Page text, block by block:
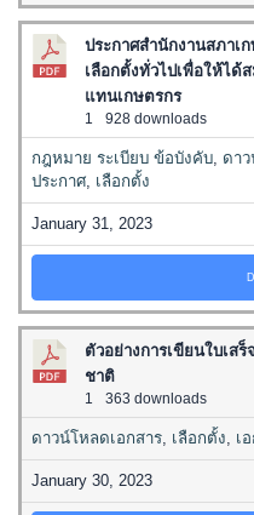
ประกาศสำนักงานสภาเ
เลือกตั้งทั่วไปเพื่อให้ได้
แทนเกษตรกร
1 928 downloads
กฎหมาย ระเบียบ ข้อบังคับ, ดา
ประกาศ, เลือกตั้ง
January 31, 2023
ตัวอย่างการเขียนใบเส
ชาติ
1 363 downloads
ดาวน์โหลดเอกสาร, เลือกตั้ง, เ
January 30, 2023